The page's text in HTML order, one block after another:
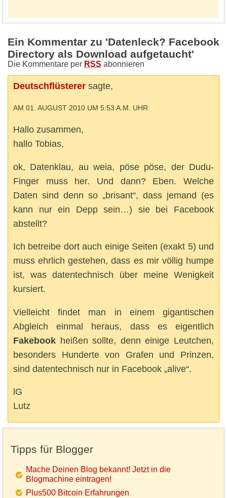
Ein Kommentar zu 'Datenleck? Facebook
Directory als Download aufgetaucht'
Die Kommentare per RSS abonnieren
Deutschflüsterer sagte,
AM 01. AUGUST 2010 UM 5:53 A.M. UHR
Hallo zusammen,
hallo Tobias,
ok, Datenklau, au weia, pöse pöse, der Dudu-
Finger muss her. Und dann? Eben. Welche
Daten sind denn so „brisant“, dass jemand (es
kann nur ein Depp sein…) sie bei Facebook
abstellt?
Ich betreibe dort auch einige Seiten (exakt 5) und
muss ehrlich gestehen, dass es mir völlig humpe
ist, was datentechnisch über meine Wenigkeit
kursiert.
Vielleicht findet man in einem gigantischen
Abgleich einmal heraus, dass es eigentlich
Fakebook heißen sollte, denn einige Leutchen,
besonders Hunderte von Grafen und Prinzen,
sind datentechnisch nur in Facebook „alive“.
lG
Lutz
Tipps für Blogger
Mache Deinen Blog bekannt! Jetzt in die
Blogmachine eintragen!
Plus500 Bitcoin Erfahrungen